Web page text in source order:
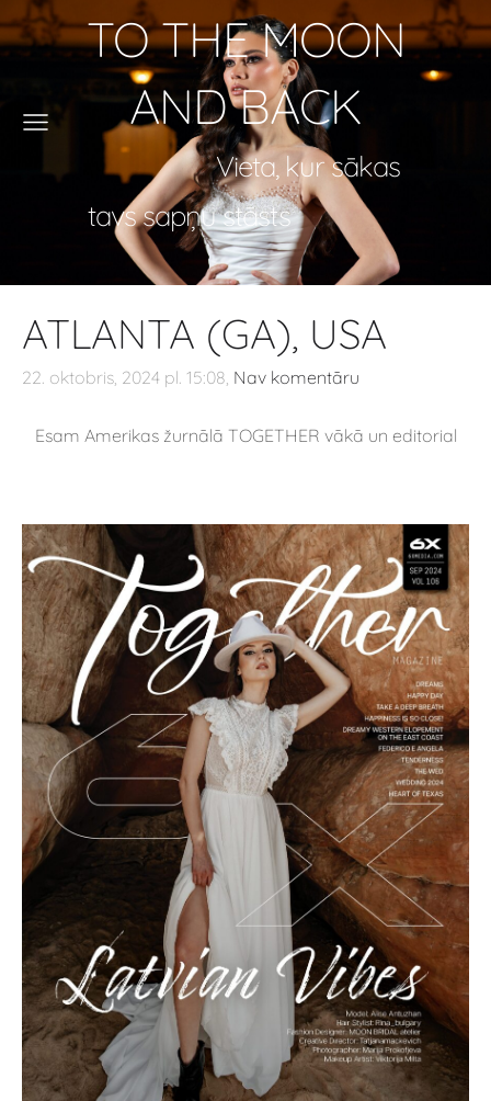
TO THE MOON
AND BACK
Vieta, kur sākas
tavs sapņu stāsts
ATLANTA (GA), USA
22. oktobris, 2024 pl. 15:08, Nav komentāru
Esam Amerikas žurnālā TOGETHER vākā un editorial